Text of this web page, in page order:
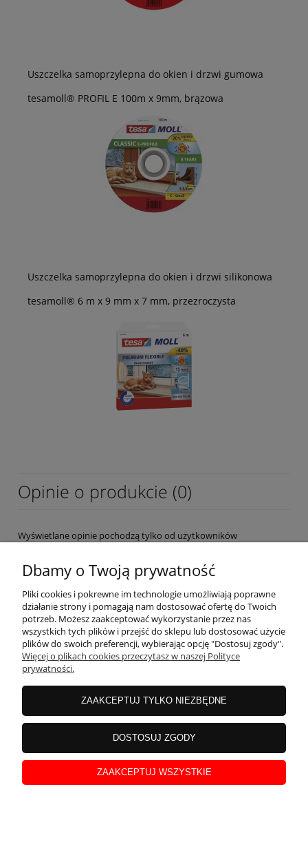
Uszczelka samoprzylepna do okien i drzwi gumowa
tesamoll® PROFIL E 100m x 9mm, brązowa
Uszczelka samoprzylepna do okien i drzwi silikonowa
tesamoll® 6 m x 9 mm x 7 mm, przezroczysta
Opinie o produkcie (0)
Wyświetlane opinie pochodzą tylko od użytkowników
OBSŁUGA KLIENTA
MOJE KONTO
INFORMACJE
STREFA WIEDZY
Dbamy o Twoją prywatność
Pliki cookies i pokrewne im technologie umożliwiają poprawne
działanie strony i pomagają nam dostosować ofertę do Twoich
potrzeb. Możesz zaakceptować wykorzystanie przez nas
wszystkich tych plików i przejść do sklepu lub dostosować użycie
plików do swoich preferencji, wybierając opcję "Dostosuj zgody".
Więcej o plikach cookies przeczytasz w naszej Polityce
prywatności.
ZAAKCEPTUJ TYLKO NIEZBĘDNE
DOSTOSUJ ZGODY
ZAAKCEPTUJ WSZYSTKIE